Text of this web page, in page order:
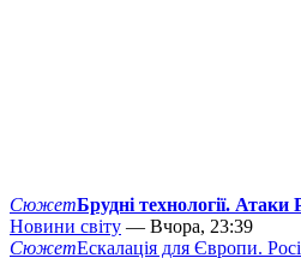
СюжетБрудні технології.
Новини світу — Вчора, 23:39
СюжетЕскалація для Європи.